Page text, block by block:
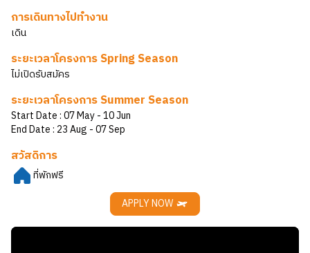
การเดินทางไปทำงาน
เดิน
ระยะเวลาโครงการ Spring Season
ไม่เปิดรับสมัคร
ระยะเวลาโครงการ Summer Season
Start Date :07 May- 10 Jun
End Date : 23 Aug - 07 Sep
สวัสดิการ
ที่พักฟรี
APPLY NOW